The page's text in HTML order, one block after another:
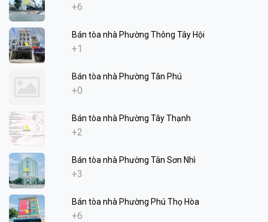
+6
Bán tòa nhà Phường Thông Tây Hội
+1
Bán tòa nhà Phường Tân Phú
+0
Bán tòa nhà Phường Tây Thạnh
+2
Bán tòa nhà Phường Tân Sơn Nhì
+3
Bán tòa nhà Phường Phú Thọ Hòa
+6